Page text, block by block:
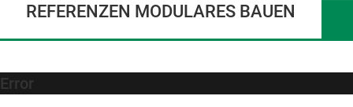
REFERENZEN MODULARES BAUEN
Error